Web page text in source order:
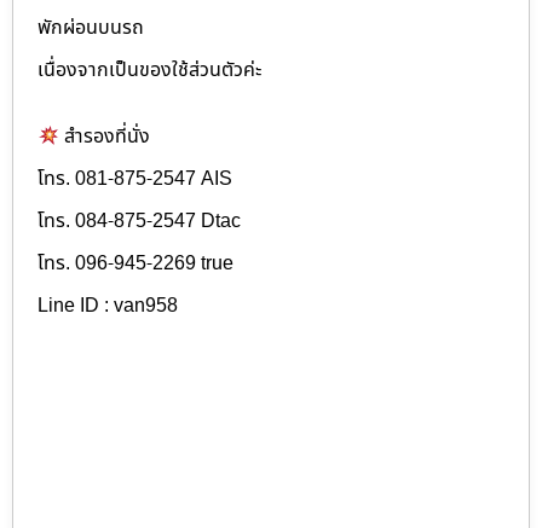
พักผ่อนบนรถ
เนื่องจากเป็นของใช้ส่วนตัวค่ะ
สำรองที่นั่ง
โทร. 081-875-2547 AIS
โทร. 084-875-2547 Dtac
โทร. 096-945-2269 true
Line ID : van958